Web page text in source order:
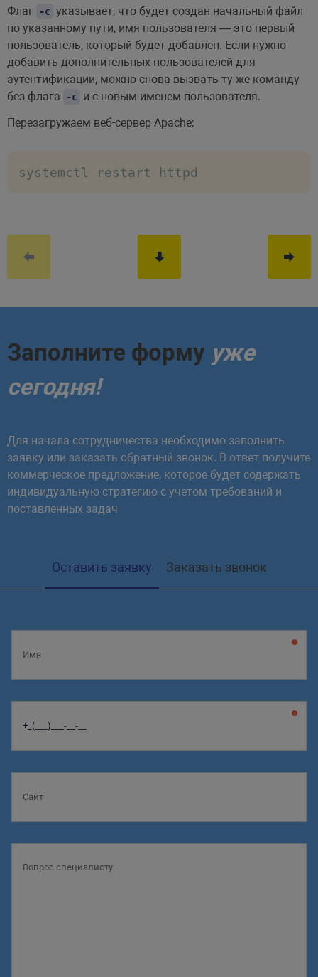
Флаг -c указывает, что будет создан начальный файл
по указанному пути, имя пользователя — это первый
пользователь, который будет добавлен. Если нужно
добавить дополнительных пользователей для
аутентификации, можно снова вызвать ту же команду
без флага
-c
и с новым именем пользователя.
Перезагружаем веб-сервер Apache:
systemctl restart httpd
Заполните форму уже
сегодня!
Для начала сотрудничества необходимо заполнить
заявку или заказать обратный звонок. В ответ получите
коммерческое предложение, которое будет содержать
индивидуальную стратегию с учетом требований и
поставленных задач
Оставить заявку Заказать звонок